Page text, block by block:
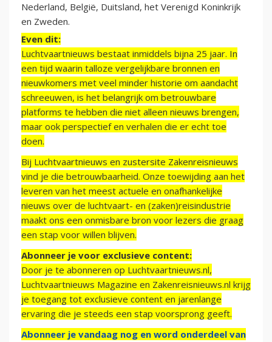
Nederland, België, Duitsland, het Verenigd Koninkrijk
en Zweden.
Even dit:
Luchtvaartnieuws bestaat inmiddels bijna 25 jaar. In
een tijd waarin talloze vergelijkbare bronnen en
nieuwkomers met veel minder historie om aandacht
schreeuwen, is het belangrijk om betrouwbare
platforms te hebben die niet alleen nieuws brengen,
maar ook perspectief en verhalen die er echt toe
doen.
Bij Luchtvaartnieuws en zustersite Zakenreisnieuws
vind je die betrouwbaarheid. Onze toewijding aan het
leveren van het meest actuele en onafhankelijke
nieuws over de luchtvaart- en (zaken)reisindustrie
maakt ons een onmisbare bron voor lezers die graag
een stap voor willen blijven.
Abonneer je voor exclusieve content:
Door je te abonneren op Luchtvaartnieuws.nl,
Luchtvaartnieuws Magazine en Zakenreisnieuws.nl krijg
je toegang tot exclusieve content en jarenlange
ervaring die je steeds een stap voorsprong geeft.
Abonneer je vandaag nog en word onderdeel van